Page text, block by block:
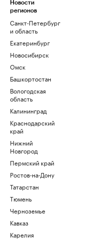
Новости
регионов
Санкт-Петербург
и область
Екатеринбург
Новосибирск
Омск
Башкортостан
Вологодская
область
Калининград
Краснодарский
край
Нижний
Новгород
Пермский край
Ростов-на-Дону
Татарстан
Тюмень
Черноземье
Кавказ
Карелия